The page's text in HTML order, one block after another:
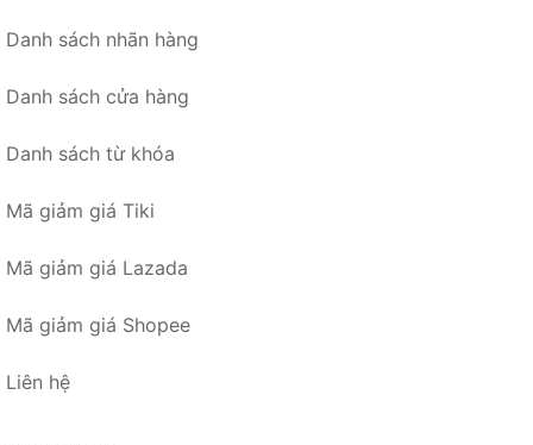
Danh sách nhãn hàng
Danh sách cửa hàng
Danh sách từ khóa
Mã giảm giá Tiki
Mã giảm giá Lazada
Mã giảm giá Shopee
Liên hệ